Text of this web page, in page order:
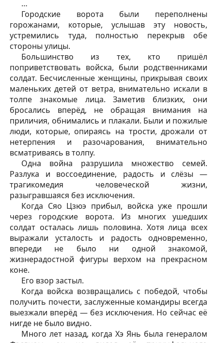
…
Городские ворота были переполнены
горожанами, которые, услышав эту новость,
устремились туда, полностью перекрыв обе
стороны улицы.
Большинство из тех, кто пришёл
поприветствовать войска, были родственниками
солдат. Бесчисленные женщины, прикрывая своих
маленьких детей от ветра, внимательно искали в
толпе знакомые лица. Заметив близких, они
бросались вперёд, не обращая внимания на
приличия, обнимались и плакали. Были и пожилые
люди, которые, опираясь на трости, дрожали от
нетерпения и разочарования, внимательно
всматриваясь в толпу.
Одна война разрушила множество семей.
Разлука и воссоединение, радость и слёзы —
трагикомедия человеческой жизни,
разыгравшаяся без исключения.
Когда Сяо Цзюэ прибыл, войска уже прошли
через городские ворота. Из многих ушедших
солдат осталась лишь половина. Хотя лица всех
выражали усталость и радость одновременно,
впереди не было ни одной знакомой,
жизнерадостной фигуры верхом на прекрасном
коне.
Его взор застыл.
Когда войска возвращались с победой, чтобы
получить почести, заслуженные командиры всегда
выезжали вперёд — без исключения. Но сейчас её
нигде не было видно.
Много лет назад, когда Хэ Янь была генералом